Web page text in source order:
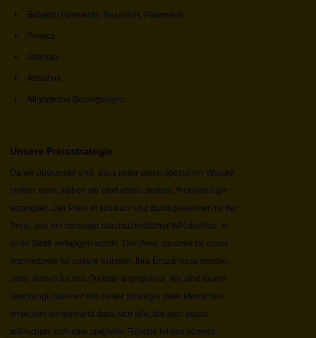
Betalen/ Payments, Bezahlen, Paiements
Privacy
Sitemap
About us
Allgemeine Bedingungen
Unsere Preisstrategie
Da wir überzeugt sind, dass jeder einen speziellen Whisky
trinken kann, haben wir eine etwas andere Preisstrategie
entwickelt. Der Preis in schwarz und durchgestrichen ist der
Preis, den ein normaler durchschnittlicher Whiskyshop in
einer Stadt verlangen würde. Der Preis darunter ist unser
Internetpreis für unsere Kunden. Ihre Ersparnisse werden
unter diesen beiden Preisen angegeben. Wir sind davon
überzeugt, dass wir mit dieser Strategie viele Menschen
erreichen werden und dass sich alle, die sich etwas
wünschen, sich eine spezielle Flasche leisten können.